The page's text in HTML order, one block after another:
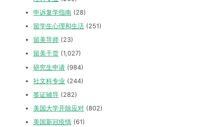
申诉复学指南 (28)
留学生心理和生活 (251)
留美导师 (23)
留美干货 (1,027)
研究生申请 (984)
社文科专业 (244)
签证辅导 (282)
美国大学开除应对 (802)
美国新冠疫情 (61)